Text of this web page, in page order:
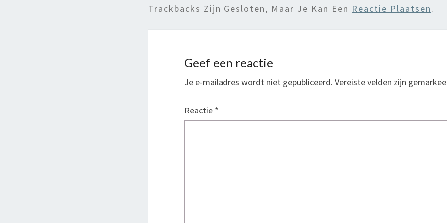
Trackbacks Zijn Gesloten, Maar Je Kan Een Reactie Plaatsen.
Geef een reactie
Je e-mailadres wordt niet gepubliceerd. Vereiste velden zijn
Reactie *